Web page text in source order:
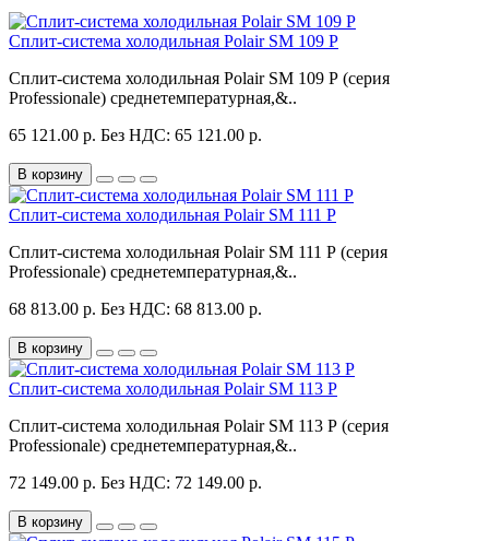
Сплит-система холодильная Polair SM 109 P
Сплит-система холодильная Polair SM 109 P (серия
Professionale) среднетемпературная,&..
65 121.00 р. Без НДС: 65 121.00 р.
В корзину
Сплит-система холодильная Polair SM 111 P
Сплит-система холодильная Polair SM 111 P (серия
Professionale) среднетемпературная,&..
68 813.00 р. Без НДС: 68 813.00 р.
В корзину
Сплит-система холодильная Polair SM 113 P
Сплит-система холодильная Polair SM 113 P (серия
Professionale) среднетемпературная,&..
72 149.00 р. Без НДС: 72 149.00 р.
В корзину